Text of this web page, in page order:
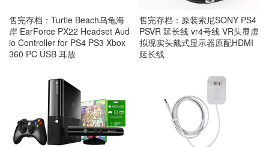
售完存档：Turtle Beach乌龟海
岸 EarForce PX22 Headset Aud
io Controller for PS4 PS3 Xbox
360 PC USB 耳放
售完存档：原装索尼SONY PS4
PSVR 延长线 vr4号线 VR头显虚
拟现实头戴式显示器原配HDMI
延长线